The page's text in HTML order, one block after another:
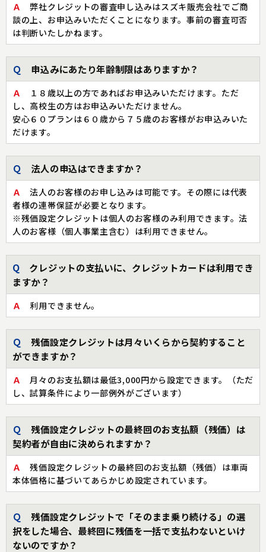
Ａ
弊社クレジットの審査申し込みはスズキ販売会社でご商
談の上、お申込みいただくことになります。事前の審査可否
は判断いたしかねます。
Ｑ 申込みにあたり年齢制限はありますか？
Ａ
１８歳以上の方であればお申込みいただけます。ただ
し、高校生の方はお申込みいただけません。
安心６０プランは６０歳から７５歳のお客様がお申込みいた
だけます。
Ｑ 法人の申込はできますか？
Ａ
法人のお客様のお申し込みは可能です。その際には代表
者様の連帯保証が必要となります。
※残価設定クレジットは個人のお客様のみ利用できます。法
人のお客様（個人事業主含む）は利用できません。
Q
クレジットの支払いに、クレジットカードは利用でき
ますか？
Ａ 利用できません。
Ｑ
残価設定クレジットは月々いくらから契約すること
ができますか？
Ａ
月々のお支払額は最低3,000円から設定できます。（ただ
し、試算条件により一部例外がございます）
Ｑ
残価設定クレジットの最終回のお支払額（残価）は
契約者が自由に決められますか？
Ａ
残価設定クレジットの最終回のお支払額（残価）は車両
本体価格に基づいてあらかじめ設定されています。
Ｑ
残価設定クレジットで「そのまま乗り続ける」の選
択をした場合、最終回に残価を一括で支払わないといけ
ないのですか？